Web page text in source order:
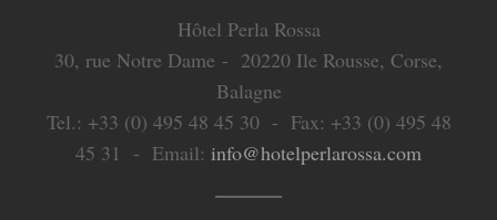
Hôtel Perla Rossa
30, rue Notre Dame - 20220 Ile Rousse, Corse,
Balagne
Tel.: +33 (0) 495 48 45 30 - Fax: +33 (0) 495 48
45 31 - Email: info@hotelperlarossa.com